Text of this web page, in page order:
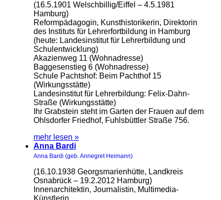
(16.5.1901 Welschbillig/Eiffel – 4.5.1981
Hamburg)
Reformpädagogin, Kunsthistorikerin, Direktorin
des Instituts für Lehrerfortbildung in Hamburg
(heute: Landesinstitut für Lehrerbildung und
Schulentwicklung)
Akazienweg 11 (Wohnadresse)
Baggesenstieg 6 (Wohnadresse)
Schule Pachtshof: Beim Pachthof 15
(Wirkungsstätte)
Landesinstitut für Lehrerbildung: Felix-Dahn-
Straße (Wirkungsstätte)
Ihr Grabstein steht im Garten der Frauen auf dem
Ohlsdorfer Friedhof, Fuhlsbüttler Straße 756.
mehr lesen »
Anna Bardi
Anna Bardi (geb. Annegret Heimann)
(16.10.1938 Georgsmarienhütte, Landkreis
Osnabrück – 19.2.2012 Hamburg)
Innenarchitektin, Journalistin, Multimedia-